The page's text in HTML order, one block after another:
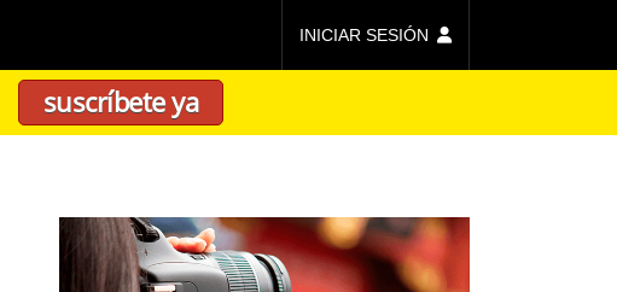
INICIAR SESIÓN
suscríbete ya